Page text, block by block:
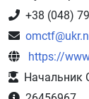
+38 (048)
https://
Начальник